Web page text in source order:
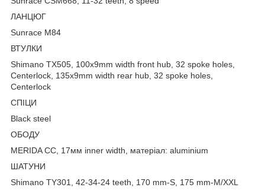
ЛАНЦЮГ
Sunrace M84
ВТУЛКИ
Shimano TX505, 100x9mm width front hub, 32 spoke holes,
Centerlock, 135x9mm width rear hub, 32 spoke holes,
Centerlock
СПІЦИ
Black steel
ОБОДУ
MERIDA CC, 17мм inner width, матеріал: aluminium
ШАТУНИ
Shimano TY301, 42-34-24 teeth, 170 mm-S, 175 mm-M/XXL